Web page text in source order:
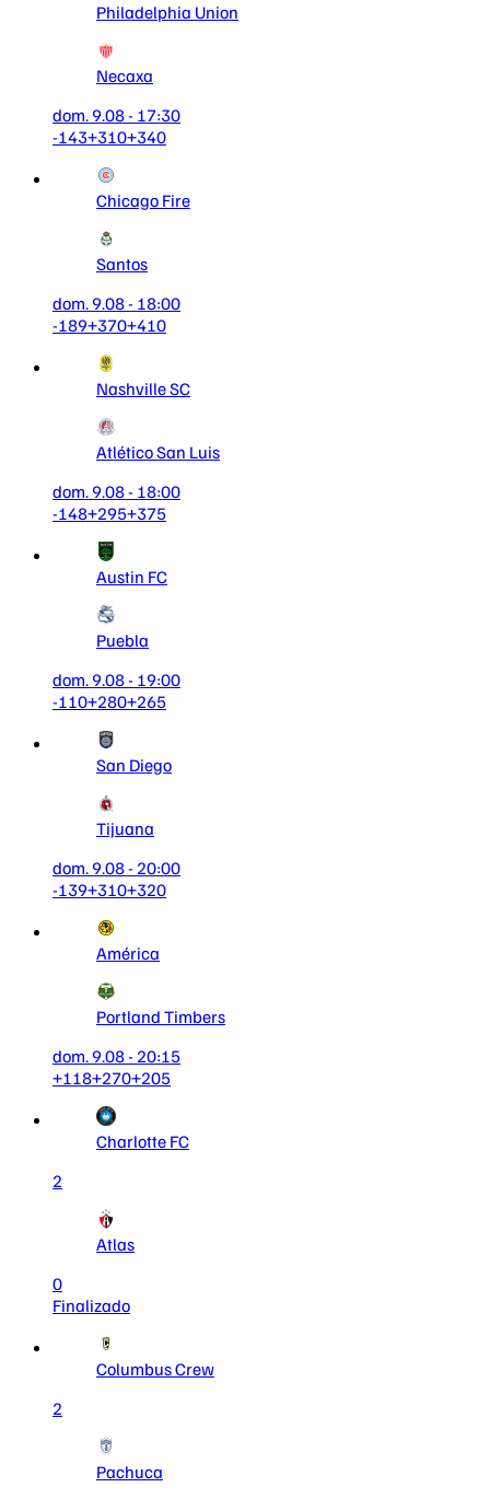
Philadelphia Union
Necaxa
dom. 9.08 - 17:30
-143+310+340
Chicago Fire
Santos
dom. 9.08 - 18:00
-189+370+410
Nashville SC
Atlético San Luis
dom. 9.08 - 18:00
-148+295+375
Austin FC
Puebla
dom. 9.08 - 19:00
-110+280+265
San Diego
Tijuana
dom. 9.08 - 20:00
-139+310+320
América
Portland Timbers
dom. 9.08 - 20:15
+118+270+205
Charlotte FC
2
Atlas
0
Finalizado
Columbus Crew
2
Pachuca